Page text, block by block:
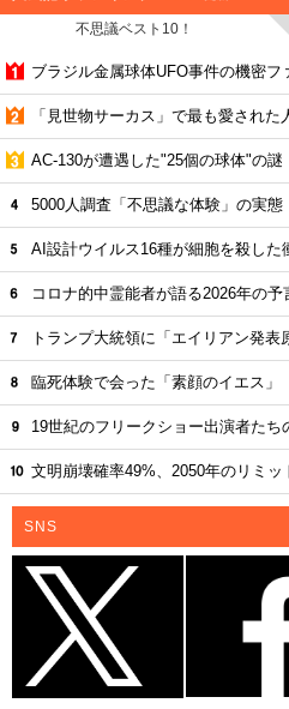
不思議ベスト10！
ブラジル金属球体UFO事件の機密フ
「見世物サーカス」で最も愛された
AC-130が遭遇した"25個の球体"の謎
5000人調査「不思議な体験」の実態
AI設計ウイルス16種が細胞を殺した
コロナ的中霊能者が語る2026年の予
トランプ大統領に「エイリアン発表
臨死体験で会った「素顔のイエス」
19世紀のフリークショー出演者たち
文明崩壊確率49%、2050年のリミッ
SNS